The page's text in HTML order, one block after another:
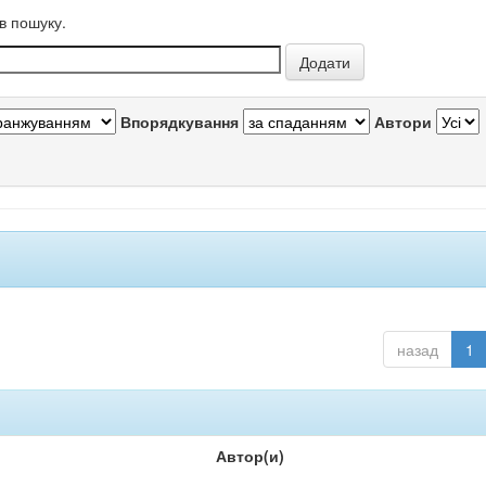
пошуку.
Впорядкування Автори
назад 1
Автор(и)